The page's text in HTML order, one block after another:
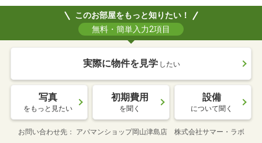
このお部屋をもっと知りたい！
無料・簡単入力2項目
実際に物件を見学 したい
写真
をもっと見たい
初期費用
を聞く
設備
について聞く
お問い合わせ先 アパマンショップ岡山津島店 株式会社サマー・ラボ